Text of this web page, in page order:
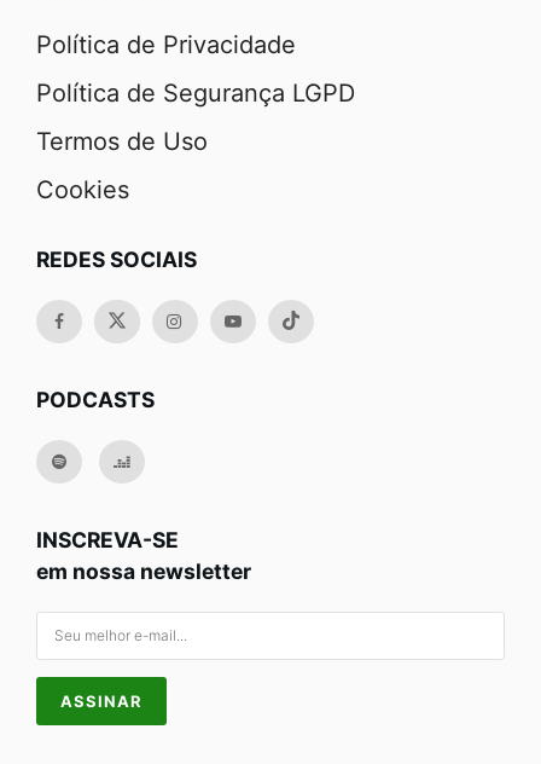
Política de Privacidade
Política de Segurança LGPD
Termos de Uso
Cookies
REDES SOCIAIS
PODCASTS
INSCREVA-SE
em nossa newsletter